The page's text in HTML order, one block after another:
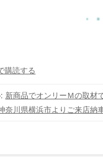
新商品でオンリーＭの取材
奈川県横浜市よりご来店納